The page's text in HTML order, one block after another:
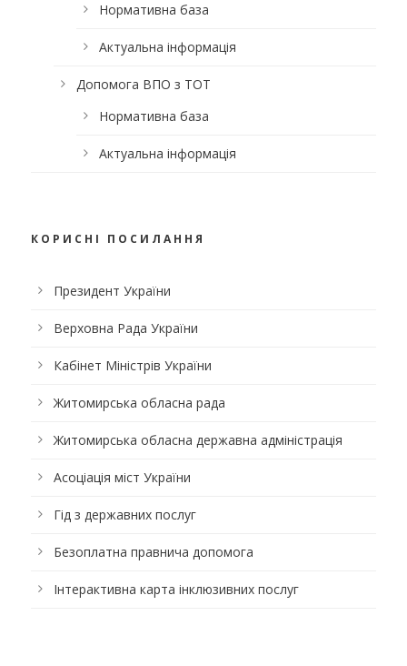
Нормативна база
Актуальна інформація
Допомога ВПО з ТОТ
Нормативна база
Актуальна інформація
КОРИСНІ ПОСИЛАННЯ
Президент України
Верховна Рада України
Кабінет Міністрів України
Житомирська обласна рада
Житомирська обласна державна адміністрація
Асоціація міст України
Гід з державних послуг
Безоплатна правнича допомога
Інтерактивна карта інклюзивних послуг